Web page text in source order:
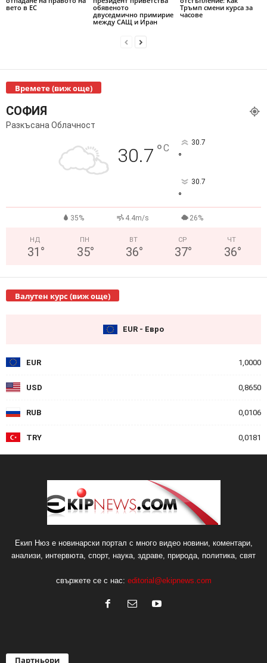
вето в ЕС
обявеното
двуседмично примирие
между САЩ и Иран
Тръмп смени курса за
часове
Времете (виж още)
СОФИЯ
Разкъсана Облачност
30.7 °C 30.7
°
30.7
°
35% 4.4m/s 26%
НД
31 °
ПН
35°
ВТ
36°
СР
37°
ЧТ
36°
Валутен курс (виж още)
EUR - Евро
EUR 1,0000
USD 0,8650
RUB 0,0106
TRY 0,0181
Екип Нюз е новинарски портал с много видео новини, коментари,
анализи, интервюта, спорт, наука, здраве, природа, политика, свят
свържете се с нас: editorial@ekipnews.com
Партньори